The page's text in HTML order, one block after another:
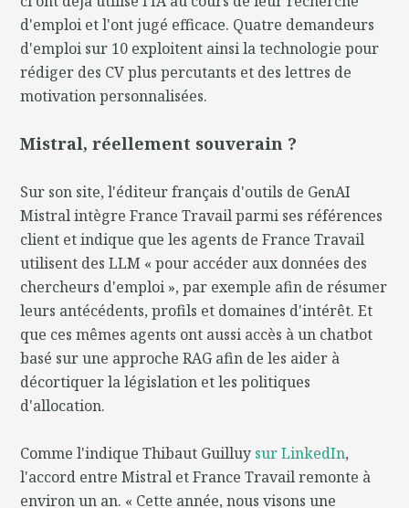
d'emploi et l'ont jugé efficace. Quatre demandeurs
d'emploi sur 10 exploitent ainsi la technologie pour
rédiger des CV plus percutants et des lettres de
motivation personnalisées.
Mistral, réellement souverain ?
Sur son site, l'éditeur français d'outils de GenAI
Mistral intègre France Travail parmi ses références
client et indique que les agents de France Travail
utilisent des LLM « pour accéder aux données des
chercheurs d'emploi », par exemple afin de résumer
leurs antécédents, profils et domaines d'intérêt. Et
que ces mêmes agents ont aussi accès à un chatbot
basé sur une approche RAG afin de les aider à
décortiquer la législation et les politiques
d'allocation.
Comme l'indique Thibaut Guilluy sur LinkedIn,
l'accord entre Mistral et France Travail remonte à
environ un an. « Cette année, nous visons une